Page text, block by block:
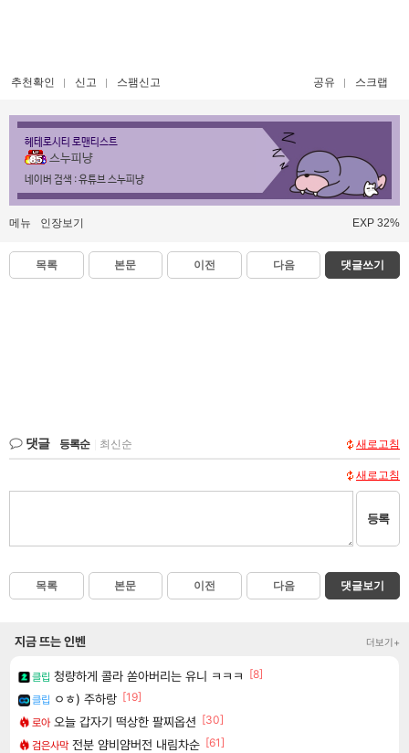
추천확인 신고 스팸신고 공유 스크랩
헤테로시티 로맨티스트
스누피냥
네이버 검색 : 유튜브 스누피냥
메뉴 인장보기 EXP 32%
목록 본문 이전 다음 댓글쓰기
댓글 등록순 최신순 새로고침
새로고침
등록
목록 본문 이전 다음 댓글보기
지금 뜨는 인벤 더보기+
클립 청량하게 콜라 쏟아버리는 유니 ㅋㅋㅋ [8]
클립 ㅇㅎ) 주하랑 [19]
로아 오늘 갑자기 떡상한 팔찌옵션 [30]
검은사막 전분 얌비얌버전 내림차순 [61]